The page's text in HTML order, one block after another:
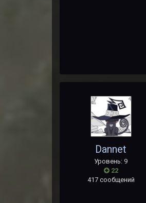
Dannet
Уровень: 9
22
417 сообщений